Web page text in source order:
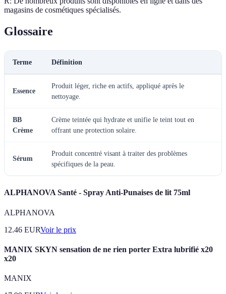
magasins de cosmétiques spécialisés.
Glossaire
Terme Définition
Essence
Produit léger, riche en actifs, appliqué après le
nettoyage.
BB
Crème
Crème teintée qui hydrate et unifie le teint tout en
offrant une protection solaire.
Sérum
Produit concentré visant à traiter des problèmes
spécifiques de la peau.
ALPHANOVA Santé - Spray Anti-Punaises de lit 75ml
ALPHANOVA
12.46 EURVoir le prix
MANIX SKYN sensation de ne rien porter Extra lubrifié x20
x20
MANIX